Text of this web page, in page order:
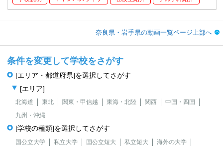
奈良県・岩手県の動画一覧ページ上部へ
条件を変更して学校をさがす
[エリア・都道府県]を選択してさがす
[エリア]
北海道 東北 関東・甲信越 東海・北陸 関西
中国・四国
九州・沖縄
[学校の種類]を選択してさがす
国公立大学 私立大学 国公立短大 私立短大
海外の大学